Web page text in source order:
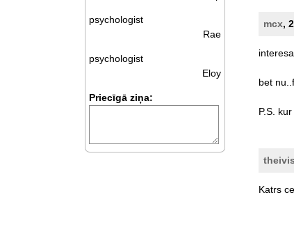
mcx,
bet
P.S. kur
theivis
Katrs
psychologist
Rae
psychologist
Eloy
Priecīgā ziņa: